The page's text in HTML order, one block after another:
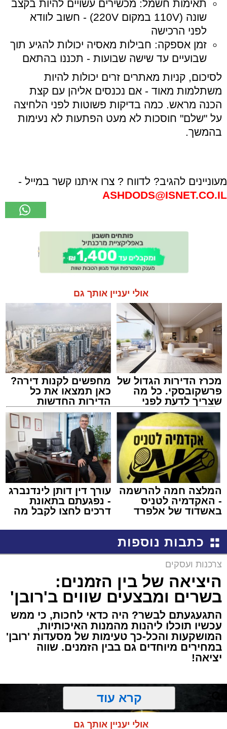
תאימות חשמל: מכשירים עשויים להיות בקצב
שונה (110V במקום 220V) - חשוב לוודא
לפני הרכישה
זמן אספקה: חבילות מאסיה יכולות להגיע תוך
שבועיים עד שישה שבועות - תכננו בהתאם
לסיכום, קניות מאתרים זרים יכולות להיות
משתלמות מאוד - אם נכנסים אליהן עם קצת
הכנה מראש. כמה בדיקות פשוטות לפני הלחיצה
על "שלם" חוסכות לא מעט הפתעות לא נעימות
בהמשך.
מעוניינים להגיב? לדווח ? צרו איתנו קשר במייל -
ASHDODS@ISNET.CO.IL
אולי יעניין אותך גם
מכרז הדירות הגדול של
פרשקובסקי. כל מה
שצריך לדעת לפני
שמגישים הצעה לדירה
באשדוד
מחפשים לקנות דירה?
כאן תמצאו את כל
הדירות החדשות
למכירה באשדוד >>>
המלצה חמה להרשמה
- האקדמיה לטניס
באשדוד של אלפרד
עורך דין דותן לינדנברג
- נפגעתם בתאונת
דרכים לחצו לקבל מה
כתבות נוספות
צרכנות ועסקים
היציאה של בין הזמנים:
בשרים ומבצעים שווים ב'רובן'
התגעגעתם לבשר? היה כדאי לחכות, כי ממש
עכשיו תוכלו ליהנות מהמנות האיכותיות,
המושקעות והכל-כך טעימות של מסעדות 'רובן'
במחירים מיוחדים גם בבין הזמנים. שווה
יציאה!
קרא עוד
אולי יעניין אותך גם